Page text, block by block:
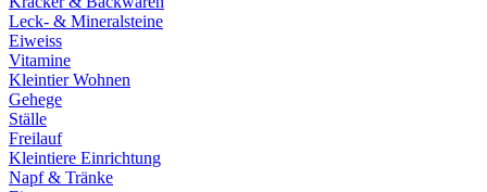
Leck- & Mineralsteine
Eiweiss
Vitamine
Kleintier Wohnen
Gehege
Ställe
Freilauf
Kleintiere Einrichtung
Napf & Tränke